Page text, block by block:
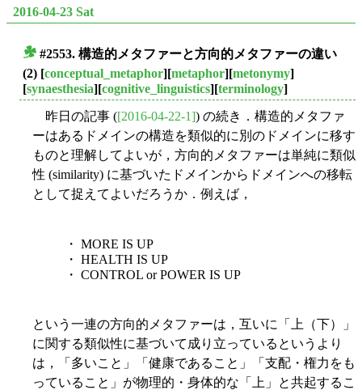
2016-04-23 Sat
#2553. 構造的メタファーと方向的メタファーの違い
(2) [conceptual_metaphor][metaphor][metonymy]
[synaesthesia][cognitive_linguistics][terminology]
昨日の記事 ([2016-04-22-1]) の続き．構造的メタファ
ーはあるドメインの構造を類似的に別のドメインに移す
ものと理解してよいが，方向的メタファーは単純に類似
性 (similarity) に基づいたドメインからドメインへの移転
として捉えてよいだろうか．例えば，
・ MORE IS UP
・ HEALTH IS UP
・ CONTROL or POWER IS UP
という一連の方向的メタファーは，互いに「上（下）」
に関する類似性に基づいて成り立っているというより
は，「多いこと」「健康であること」「支配・権力をも
っていること」が物理的・身体的な「上」と共起するこ